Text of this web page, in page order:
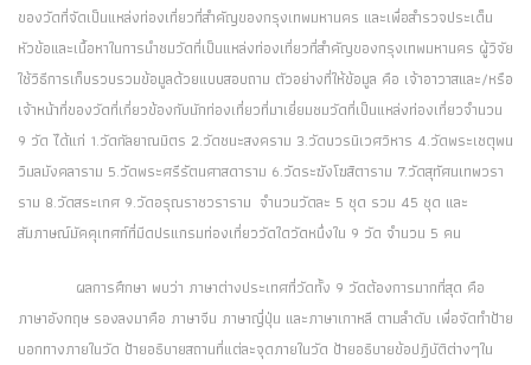
ของวัดที่จัดเป็นแหล่งท่องเที่ยวที่สำคัญของกรุงเทพมหานคร และเพื่อสำรวจประเด็น
หัวข้อและเนื้อหาในการนำชมวัดที่เป็นแหล่งท่องเที่ยวที่สำคัญของกรุงเทพมหานคร ผู้วิจัย
ใช้วิธีการเก็บรวบรวมข้อมูลด้วยแบบสอบถาม ตัวอย่างที่ให้ข้อมูล คือ เจ้าอาวาสและ/หรือ
เจ้าหน้าที่ของวัดที่เกี่ยวข้องกับนักท่องเที่ยวที่มาเยี่ยมชมวัดที่เป็นแหล่งท่องเที่ยวจำนวน
9 วัด ได้แก่ 1.วัดกัลยาณมิตร 2.วัดชนะสงคราม 3.วัดบวรนิเวศวิหาร 4.วัดพระเชตุพน
วิมลมังคลาราม 5.วัดพระศรีรัตนศาสดาราม 6.วัดระฆังโฆสิตาราม 7.วัดสุทัศนเทพวรา
ราม 8.วัดสระเกศ 9.วัดอรุณราชวราราม จำนวนวัดละ 5 ชุด รวม 45 ชุด และ
สัมภาษณ์มัคคุเทศก์ที่มีดปรแกรมท่องเที่ยววัดใดวัดหนึ่งใน 9 วัด จำนวน 5 คน
ผลการศึกษา พบว่า ภาษาต่างประเทศที่วัดทั้ง 9 วัดต้องการมากที่สุด คือ
ภาษาอังกฤษ รองลงมาคือ ภาษาจีน ภาษาญี่ปุ่น และภาษาเกาหลี ตามลำดับ เพื่อจัดทำป้าย
บอกทางภายในวัด ป้ายอธิบายสถานที่แต่ละจุดภายในวัด ป้ายอธิบายข้อปฏิบัติต่างๆใน